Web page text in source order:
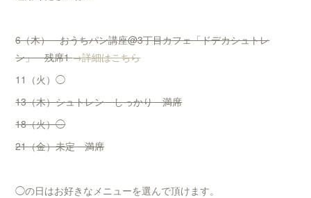
6（木） おうちパン講座@3丁目カフェ「ドデカシュトレ
ン」 残席1→詳細はこちら
11（火）◯
13（木）シュトレン しっかり 満席
18（火）◯
21（金）未定 満席
◯の日はお好きなメニューを選んで頂けます。